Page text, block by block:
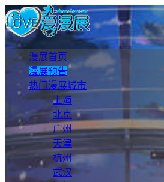
漫展首页
漫展预告
热门漫展城市
上海
北京
广州
天津
杭州
武汉